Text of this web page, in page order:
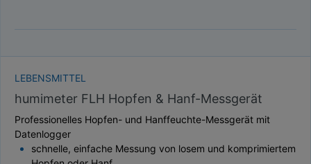
LEBENSMITTEL
humimeter FLH Hopfen & Hanf-Messgerät
Professionelles Hopfen- und Hanffeuchte-Messgerät mit
Datenlogger
schnelle, einfache Messung von losem und komprimiertem